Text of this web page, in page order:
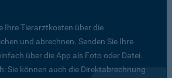
Ihre Tierarztkosten über die
und abrechnen. Senden Sie Ihre
über die App als Foto oder Datei.
Sie können auch die Direktabrechnung